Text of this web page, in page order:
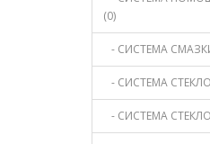
(0)
- СИСТЕМА
- СИСТЕМА
- СИСТЕМА